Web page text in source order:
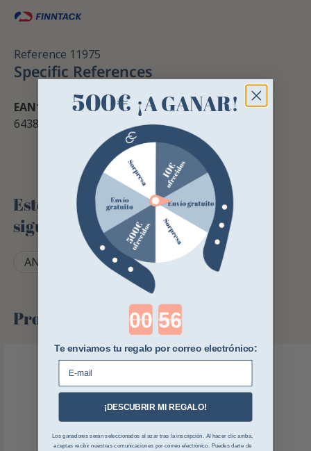
Reference 11975
Specific References
EAN13
6438076005607
Este producto se encuentra en las
siguientes categorías
ANTEOJERA
Productos similares
500€ ¡A GANAR!
Countdown ends in:
Te enviamos tu regalo por correo electrónico:
¡DESCUBRIR MI REGALO!
Los ganadores serán seleccionados al azar tras la inscripción. Al hacer clic arriba,
aceptas recibir nuestras comunicaciones por correo electrónico. Puedes darte de